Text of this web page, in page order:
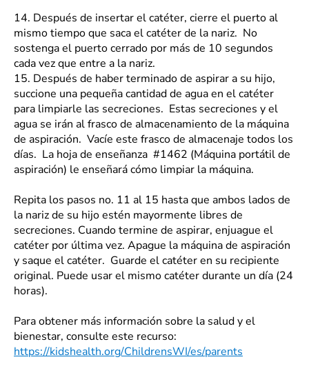
14. Después de insertar el catéter, cierre el puerto al
mismo tiempo que saca el catéter de la nariz. No
sostenga el puerto cerrado por más de 10 segundos
cada vez que entre a la nariz.
15. Después de haber terminado de aspirar a su hijo,
succione una pequeña cantidad de agua en el catéter
para limpiarle las secreciones. Estas secreciones y el
agua se irán al frasco de almacenamiento de la máquina
de aspiración. Vacíe este frasco de almacenaje todos los
días. La hoja de enseñanza #1462 (Máquina portátil de
aspiración) le enseñará cómo limpiar la máquina.
Repita los pasos no. 11 al 15 hasta que ambos lados de
la nariz de su hijo estén mayormente libres de
secreciones. Cuando termine de aspirar, enjuague el
catéter por última vez. Apague la máquina de aspiración
y saque el catéter. Guarde el catéter en su recipiente
original. Puede usar el mismo catéter durante un día (24
horas).
Para obtener más información sobre la salud y el
bienestar, consulte este recurso:
https://kidshealth.org/ChildrensWI/es/parents